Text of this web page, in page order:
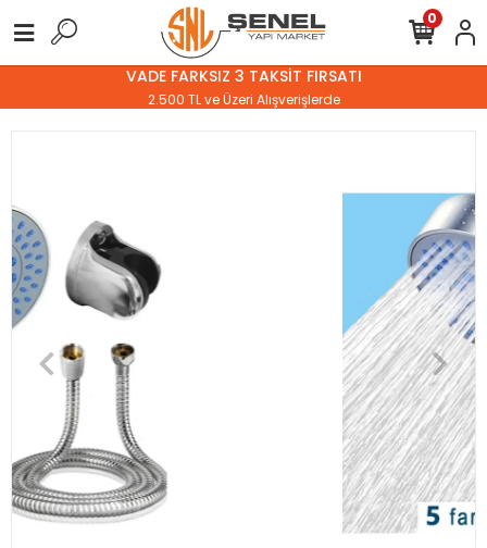
VADE FARKSIZ 3 TAKSİT FIRSATI
2.500 TL ve Üzeri Alışverişlerde
0